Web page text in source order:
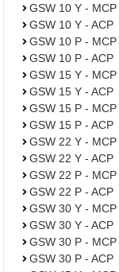
GSW 10 Y - MCP
GSW 10 Y - ACP
GSW 10 P - MCP
GSW 10 P - ACP
GSW 15 Y - MCP
GSW 15 Y - ACP
GSW 15 P - MCP
GSW 15 P - ACP
GSW 22 Y - MCP
GSW 22 Y - ACP
GSW 22 P - MCP
GSW 22 P - ACP
GSW 30 Y - MCP
GSW 30 Y - ACP
GSW 30 P - MCP
GSW 30 P - ACP